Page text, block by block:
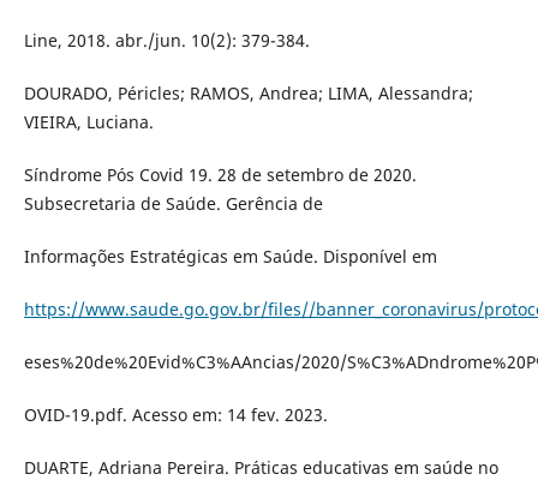
Line, 2018. abr./jun. 10(2): 379-384.
DOURADO, Péricles; RAMOS, Andrea; LIMA, Alessandra;
VIEIRA, Luciana.
Síndrome Pós Covid 19. 28 de setembro de 2020.
Subsecretaria de Saúde. Gerência de
Informações Estratégicas em Saúde. Disponível em
https://www.saude.go.gov.br/files//banner_coronavirus/
eses%20de%20Evid%C3%AAncias/2020/
OVID-19.pdf. Acesso em: 14 fev. 2023.
DUARTE, Adriana Pereira. Práticas educativas em saúde no